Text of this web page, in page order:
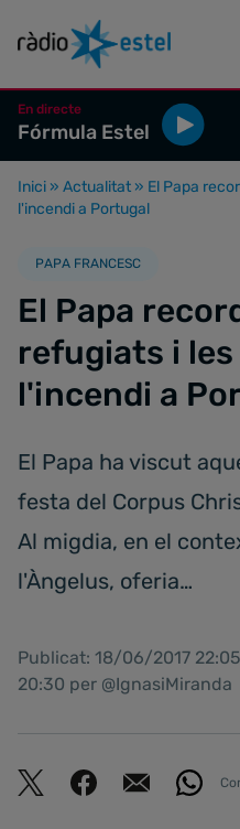
En directe
Fórmula Estel
Inici » Actualitat » El Papa
l'incendi a Portugal
PAPA FRANCESC
El Papa
refugiats i
l'incendi a
El Papa ha viscut
festa del Corpus
Al migdia, en el
l'Àngelus, oferia…
Publicat: 18/06/2017
20:30 per @IgnasiMiranda